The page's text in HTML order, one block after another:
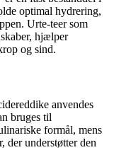
optimal hydrering,
Urte-teer som
hjælper
og sind.
anvendes
bruges til
formål, mens
der understøtter den